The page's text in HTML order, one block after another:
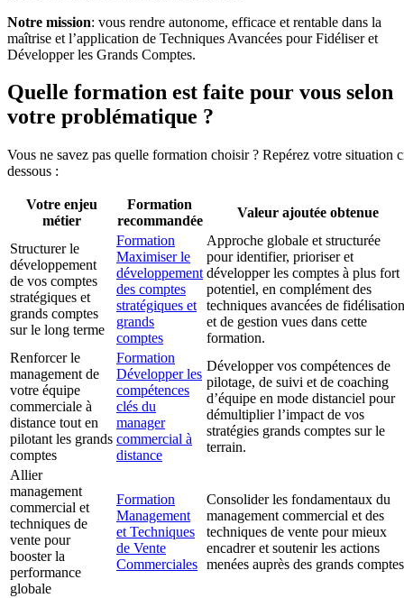
Notre mission: vous rendre autonome, efficace et rentable dans la
maîtrise et l’application de Techniques Avancées pour Fidéliser et
Développer les Grands Comptes.
Quelle formation est faite pour vous selon
votre problématique ?
Vous ne savez pas quelle formation choisir ? Repérez votre situation
dessous :
Votre enjeu
métier
Formation
recommandée
Valeur ajoutée obtenue
Structurer le
développement
de vos comptes
stratégiques et
grands comptes
sur le long terme
Formation
Maximiser le
développement
des comptes
stratégiques et
grands
comptes
Approche globale et structurée
pour identifier, prioriser et
développer les comptes à plus fort
potentiel, en complément des
techniques avancées de fidélisation
et de gestion vues dans cette
formation.
Renforcer le
management de
votre équipe
commerciale à
distance tout en
pilotant les grands
comptes
Formation
Développer les
compétences
clés du
manager
commercial à
distance
Développer vos compétences de
pilotage, de suivi et de coaching
d’équipe en mode distanciel pour
démultiplier l’impact de vos
stratégies grands comptes sur le
terrain.
Allier
management
commercial et
techniques de
vente pour
booster la
performance
globale
Formation
Management
et Techniques
de Vente
Commerciales
Consolider les fondamentaux du
management commercial et des
techniques de vente pour mieux
encadrer et soutenir les actions
menées auprès des grands